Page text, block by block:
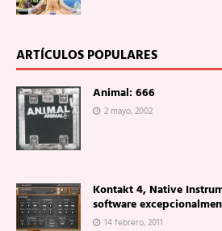
ARTÍCULOS POPULARES
Animal: 666
2 mayo, 2002
Kontakt 4, Native
software
14 febrero, 2011